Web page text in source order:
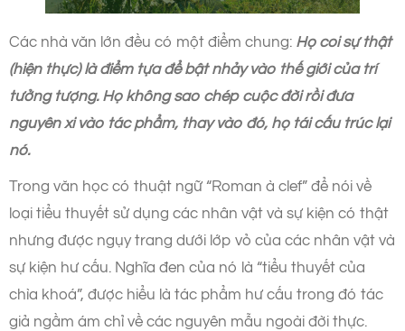
Các nhà văn lớn đều có một điểm chung: Họ coi sự thật
(hiện thực) là điểm tựa để bật nhảy vào thế giới của trí
tưởng tượng. Họ không sao chép cuộc đời rồi đưa
nguyên xi vào tác phẩm, thay vào đó, họ tái cấu trúc lại
nó.
Trong văn học có thuật ngữ “Roman à clef” để nói về
loại tiểu thuyết sử dụng các nhân vật và sự kiện có thật
nhưng được ngụy trang dưới lớp vỏ của các nhân vật và
sự kiện hư cấu. Nghĩa đen của nó là “tiểu thuyết của
chìa khoá”, được hiểu là tác phẩm hư cấu trong đó tác
giả ngầm ám chỉ về các nguyên mẫu ngoài đời thực.